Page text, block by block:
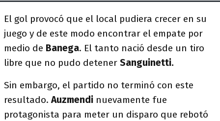
El gol provocó que el local pudiera crecer en su
juego y de este modo encontrar el empate por
medio de Banega. El tanto nació desde un tiro
libre que no pudo detener Sanguinetti.
Sin embargo, el partido no terminó con este
resultado.Auzmendi nuevamente fue
protagonista para meter un disparo que rebotó